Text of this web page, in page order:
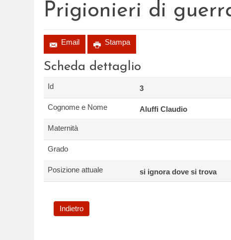
Prigionieri di
Email Stampa
Scheda dettaglio
Id 3
Cognome e Nome Aluffi Claudio
Maternità
Grado
Posizione attuale si ignora dove si trova
Indietro